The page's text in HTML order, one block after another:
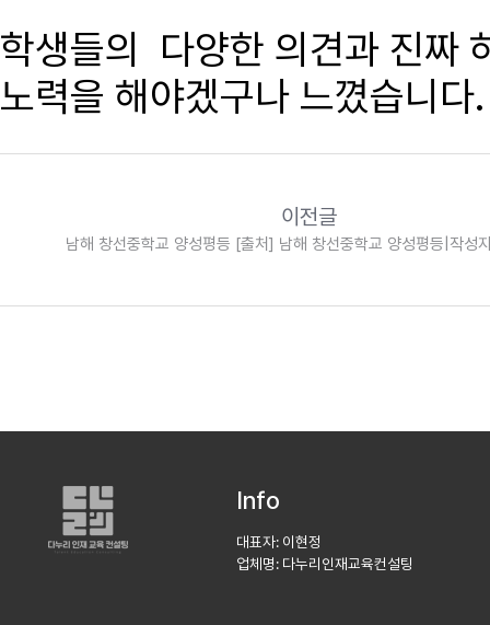
학생들의 다양한 의견과 진짜
노력을 해야겠구나 느꼈습니다.
이전글
남해 창선중학교 양성평등 [출처] 남해 창선중학교 양성평등|작성
Info
대표자: 이현정
업체명: 다누리인재교육컨설팅